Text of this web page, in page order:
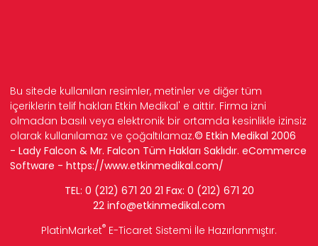
Bu sitede kullanılan resimler, metinler ve diğer tüm
içeriklerin telif hakları Etkin Medikal' e aittir. Firma izni
olmadan basılı veya elektronik bir ortamda kesinlikle izinsiz
olarak kullanılamaz ve çoğaltılamaz.© Etkin Medikal 2006
- Lady Falcon & Mr. Falcon Tüm Hakları Saklıdır. eCommerce
Software - https://www.etkinmedikal.com/
TEL: 0 (212) 671 20 21 Fax: 0 (212) 671 20
22 info@etkinmedikal.com
PlatinMarket® E-Ticaret Sistemi İle Hazırlanmıştır.